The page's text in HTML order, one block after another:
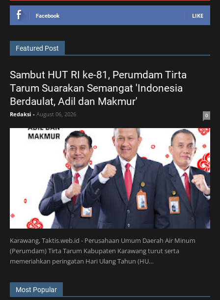
Facebook LIKE
Featured Post
Sambut HUT RI ke-81, Perumdam Tirta
Tarum Suarakan Semangat 'Indonesia
Berdaulat, Adil dan Makmur'
Redaksi - August 06, 2026 0
Karawang, Taktis.web.id - Perusahaan Umum Daerah Air Minum
(Perumdam) Tirta Tarum Kabupaten Karawang turut serta
memeriahkan peringatan Hari Ulang Tahun (HU…
Most Popular